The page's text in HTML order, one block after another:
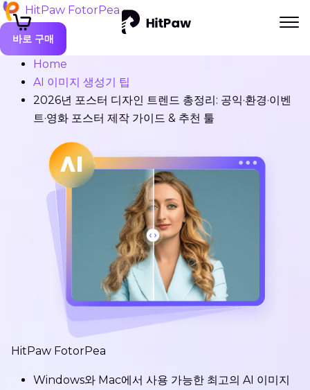
HitPaw FotorPea
바로 구매
Home
AI 이미지 생성기 팁
2026년 포스터 디자인 트렌드 총정리: 공익·환경·이벤
트·영화 포스터 제작 가이드 & 추천 툴
HitPaw FotorPea
Windows와 Mac에서 사용 가능한 최고의 AI 이미지